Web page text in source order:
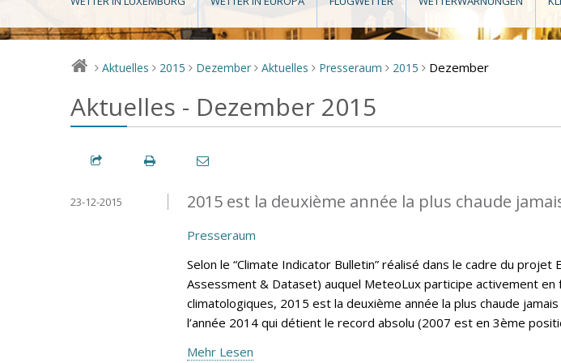
> Aktuelles > 2015 > Dezember > Aktuelles > Presseraum > 2015 > Dezember
Aktuelles - Dezember 2015
2015 est la deuxième année la plus chaude
23-12-2015
Presseraum
Selon le “Climate Indicator Bulletin” réalisé dans le cadre du projet
Assessment & Dataset) auquel MeteoLux participe activement en
climatologiques, 2015 est la deuxième année la plus chaude
l’année 2014 qui détient le record absolu (2007 est en 3ème
Mehr Lesen